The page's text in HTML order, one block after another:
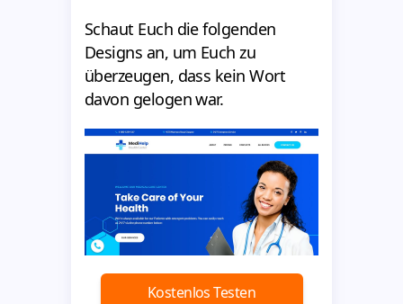
Schaut Euch die folgenden
Designs an, um Euch zu
überzeugen, dass kein Wort
davon gelogen war.
Kostenlos Testen